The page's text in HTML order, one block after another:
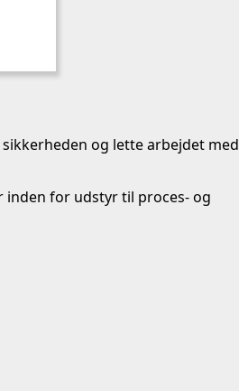
og lette arbejdet med
for udstyr til proces- og